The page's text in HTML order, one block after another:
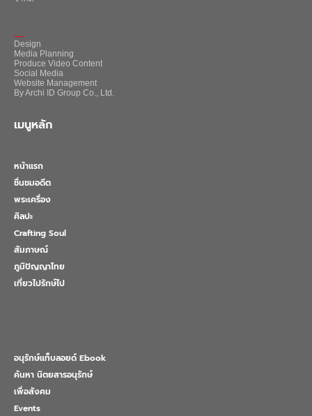
Design
Media Planning
Produce Video Content
Social Media
Website Management
By Archi ID Group Co., Ltd.
เมนูหลัก
หน้าแรก
ชื่นชมอดีต
พระเครื่อง
ศิลปะ
Crafting Soul
สัมภาษณ์
ภูมิปัญญาไทย
เที่ยวไปรักษ์ไป
อนุรักษ์แท็บลอยด์ Ebook
ค้นหา นิตยสารอนุรักษ์
เพื่อสังคม
Events